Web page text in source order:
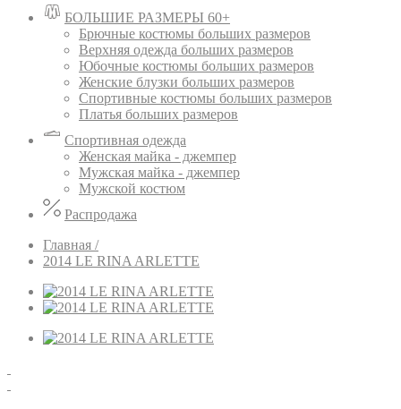
БОЛЬШИЕ РАЗМЕРЫ 60+
Брючные костюмы больших размеров
Верхняя одежда больших размеров
Юбочные костюмы больших размеров
Женские блузки больших размеров
Спортивные костюмы больших размеров
Платья больших размеров
Спортивная одежда
Женская майка - джемпер
Мужская майка - джемпер
Мужской костюм
Распродажа
Главная /
2014 LE RINA ARLETTE